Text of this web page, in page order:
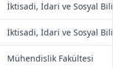
İktisadi, İdari ve Sosyal
İktisadi, İdari ve Sosyal
Mühendislik Fakültesi